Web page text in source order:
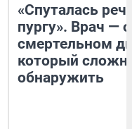
«Спуталась
пургу». Врач — о
смертельном
который
обнаружить